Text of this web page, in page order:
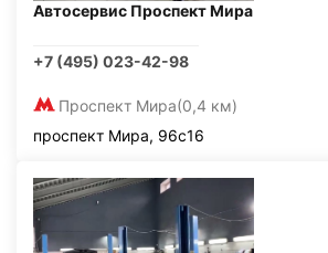
Автосервис Проспект Мира
+7 (495) 023-42-98
Проспект Мира(0,4 км)
проспект Мира, 96с16